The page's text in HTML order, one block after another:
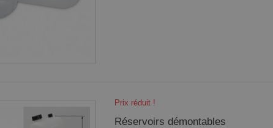
Prix réduit !
Réservoirs démontables